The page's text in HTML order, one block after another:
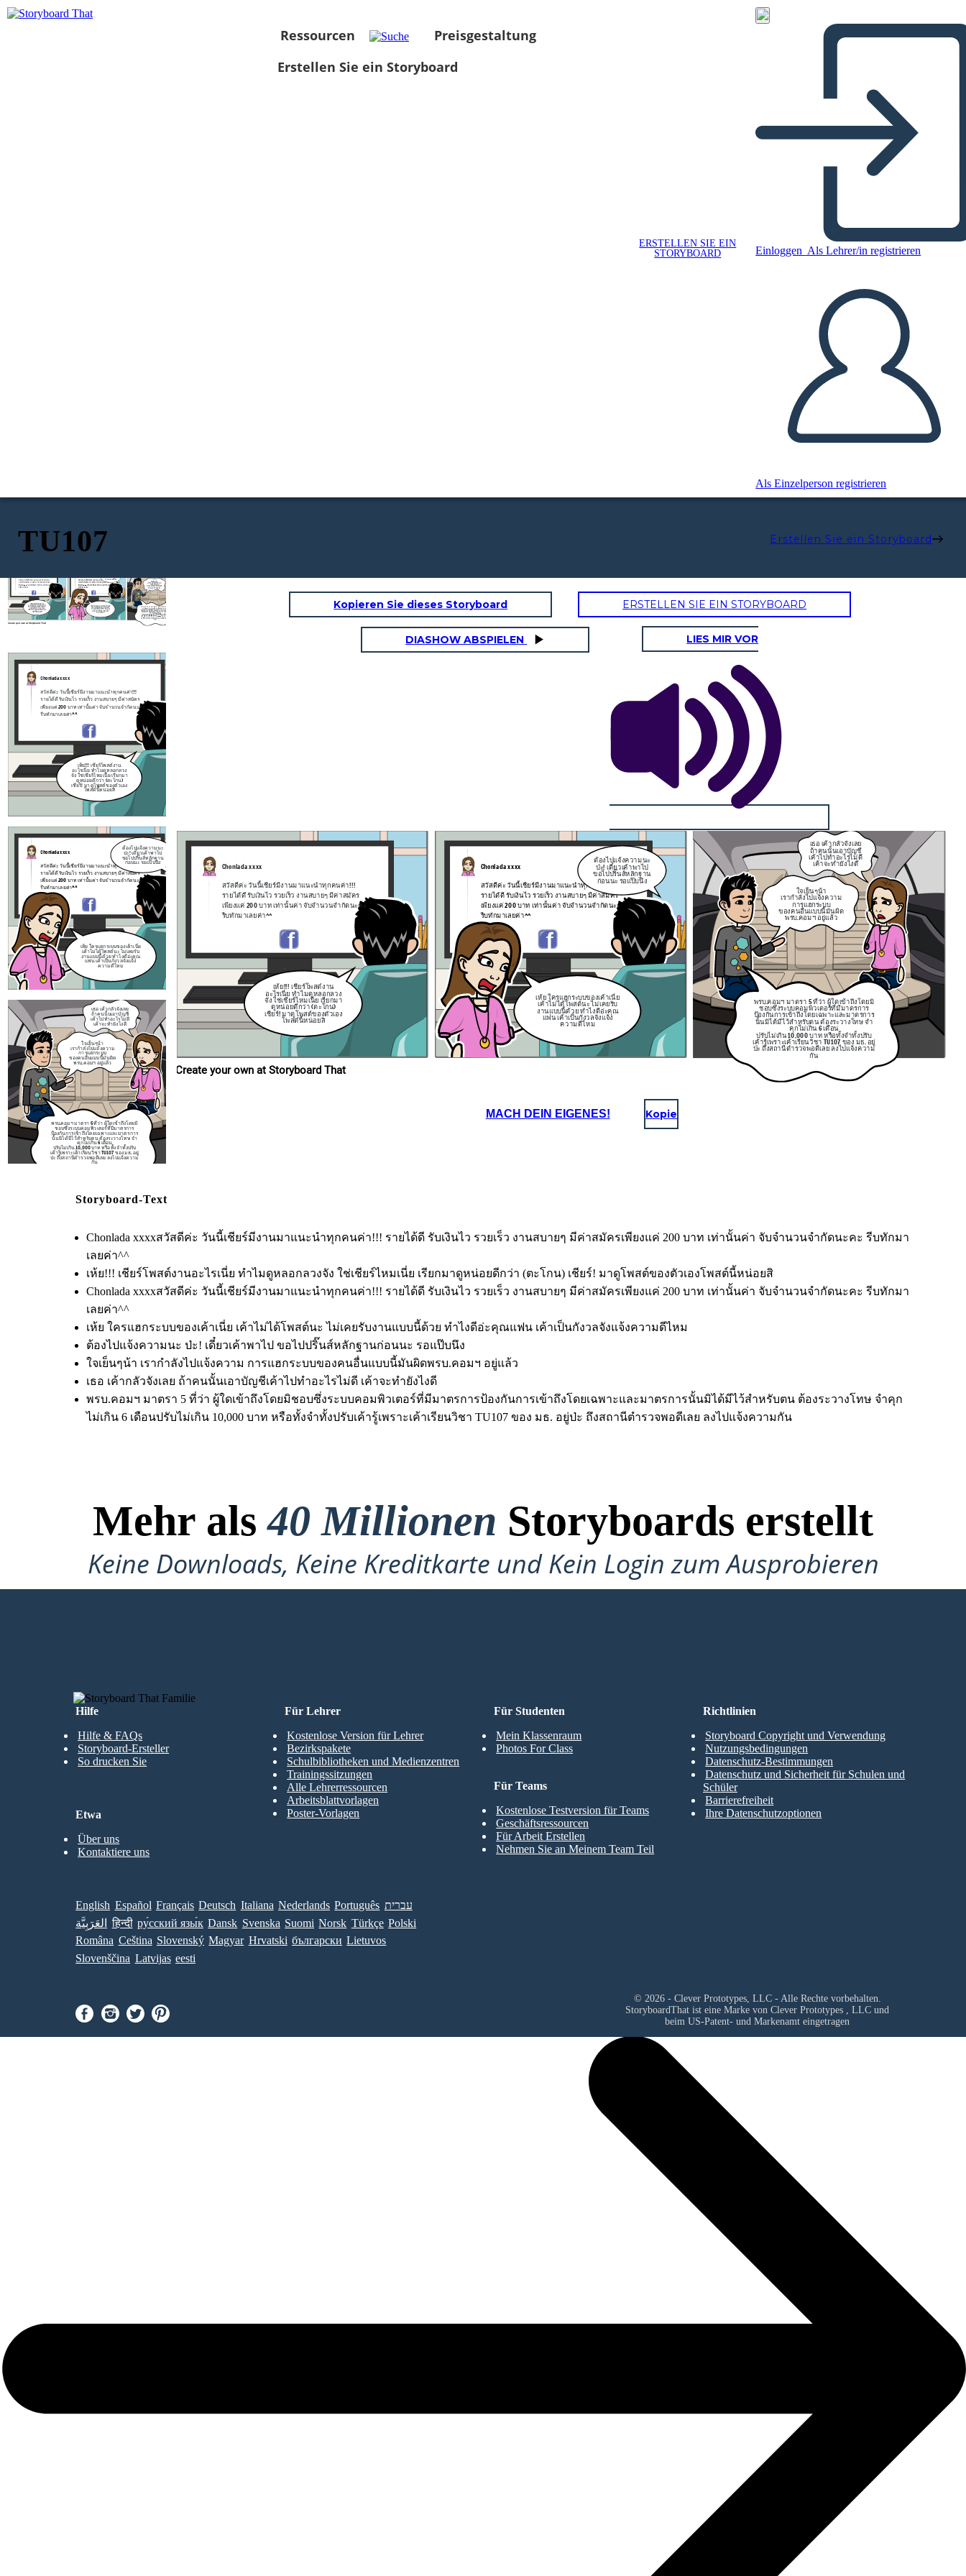
Ressourcen
Preisgestaltung
Erstellen Sie ein Storyboard
ERSTELLEN SIE EIN
STORYBOARD
Einloggen Als Lehrer/in registrieren
Als Einzelperson registrieren
TU107 Erstellen Sie ein Storyboard
Create your own at Storyboard That
สวัสดีค่ะ วันนี้เชียร์มีงานมาแนะนำทุกคนค่า!!!
รายได้ดี รับเงินไว รวยเร็ว งานสบายๆ มีค่าสมัคร
เพียงแค่ 200 บาท เท่านั้นค่า จับจำนวนจำกัดนะคะ
รีบทักมาเลยค่า^^
สวัสดีค่ะ วันนี้เชียร์มีงานมาแนะนำทุกคนค่า!!!
รายได้ดี รับเงินไว รวยเร็ว งานสบายๆ มีค่าสมัคร
เพียงแค่ 200 บาท เท่านั้นค่า จับจำนวนจำกัดนะคะ
รีบทักมาเลยค่า^^
ใจเย็นๆน้า
เรากำลังไปแจ้งความ
การแฮก ระบบ
ของคนอื่นแบบนี้มันผิด
พรบ.คอมฯ อยู่แล้ว
เห้ย ใครแฮกระบบของเค้าเนี่ย
เค้าไม่ได้โพสต์นะ ไม่เคยรับ
งานแบบนี้ด้วย ทำไงดีอ่ะคุณ
แฟน เค้าเป็นกังวลจัง แจ้ง
ความดีไหม
ก่อนนะ รอแป๊บนึง
เห้ย!!! เชียร์โพสต์งาน
อะไรเนี่ย ทำไมดูหลอกลวง
จัง ใช่เชียร์ไหมเนี่ย เรียกมา
ดูหน่อยดีกว่า (ตะโกน)
เชียร์! มาดูโพสต์ของตัวเอง
โพสต์นี้หน่อยสิ
พรบ.คอมฯ มาตรา 5 ที่ว่า ผู้ใดเข้าถึงโดยมิ
ชอบซึ่งระบบคอมพิวเตอร์ที่มีมาตรการ
ป้องกันการเข้าถึงโดยเฉพาะและมาตรการ
นั้นมิได้มีไว้สำหรับตน ต้องระวางโทษ จำ
คุกไม่เกิน 6 เดือน
ปรับไม่เกิน 10,000 บาท หรือทั้งจำทั้งปรับ
เค้ารู้เพราะเค้าเรียนวิชา TU107 ของ มธ. อยู่
ป่ะ ถึงสถานีตำรวจพอดีเลย ลงไปแจ้งความ
กัน
Create your own at Storyboard That
Chonlada xxxx
สวัสดีค่ะ วันนี้เชียร์มีงานมาแนะนำทุกคนค่า!!!
รายได้ดี รับเงินไว รวยเร็ว งานสบายๆ มีค่าสมัคร
เพียงแค่ 200 บาท เท่านั้นค่า จับจำนวนจำกัดนะคะ
รีบทักมาเลยค่า^^
เห้ย!!! เชียร์โพสต์งาน
อะไรเนี่ย ทำไมดูหลอกลวง
จัง ใช่เชียร์ไหมเนี่ย เรียกมา
ดูหน่อยดีกว่า (ตะโกน)
เชียร์! มาดูโพสต์ของตัวเอง
โพสต์นี้หน่อยสิ
Chonlada xxxx
สวัสดีค่ะ วันนี้เชียร์มีงานมาแนะนำทุกคนค่า!!!
รายได้ดี รับเงินไว รวยเร็ว งานสบายๆ มีค่าสมัคร
เพียงแค่ 200 บาท เท่านั้นค่า จับจำนวนจำกัดนะคะ
รีบทักมาเลยค่า^^
ของคนอื่นแบบนี้มันผิด
พรบ.คอมฯ อยู่แล้ว
ถ้าคนนั้นเอาบัญชี
เค้าไปทำอะไรไม่ดี
เห้ย ใครแฮกระบบของเค้าเนี่ย
เค้าไม่ได้โพสต์นะ ไม่เคยรับ
งานแบบนี้ด้วย ทำไงดีอ่ะคุณ
แฟน เค้าเป็นกังวลจังแจ้ง
ความดีไหม
ต้องไปแจ้งความนะ
ป่ะ! เดี๋ยวเค้าพาไป
ขอไปปริ๊นส์หลักฐาน
ก่อนนะ รอแป๊บนึง
พรบ.คอมฯ มาตรา 5 ที่ว่า ผู้ใดเข้าถึงโดยมิ
ชอบซึ่งระบบคอมพิวเตอร์ที่มีมาตรการ
ป้องกันการเข้าถึงโดยเฉพาะและมาตรการ
คุกไม่เกิน 6 เดือน
ปรับไม่เกิน 10,000 บาท หรือทั้งจำทั้งปรับ
เค้ารู้เพราะเค้าเรียนวิชา TU107
ป่ะ ถึงสถานีตำรวจพอดีเลย ลงไปแจ้งความ
กัน
ใจเย็นๆน้า
เรากำลังไปแจ้งความ
การแฮกระบบ
ของคนอื่นแบบนี้มันผิด
พรบ.คอมฯ อยู่แล้ว
เธอ เค้ากลัวจังเลย
ถ้าคนนั้นเอาบัญชี
เค้าไปทำอะไรไม่ดี
เค้าจะทำยังไงดี
พรบ.คอมฯ มาตรา 5 ที่ว่า ผู้ใดเข้าถึงโดยมิ
ชอบซึ่งระบบคอมพิวเตอร์ที่มีมาตรการ
ป้องกันการเข้าถึงโดยเฉพาะและมาตรการ
นั้นมิได้มีไว้สำหรับตน ต้องระวางโทษ จำ
คุกไม่เกิน 6 เดือน
ปรับไม่เกิน 10,000 บาท หรือทั้งจำทั้งปรับ
เค้ารู้เพราะเค้าเรียนวิชา TU107 ของ มธ. อยู่
ป่ะ ถึงสถานีตำรวจพอดีเลย ลงไปแจ้งความ
กัน
Kopieren Sie dieses Storyboard ERSTELLEN SIE EIN STORYBOARD
DIASHOW ABSPIELEN LIES MIR VOR
Create your own at Storyboard That
Chonlada xxxx
สวัสดีค่ะ วันนี้เชียร์มีงานมาแนะนำทุกคนค่า!!!
รายได้ดี รับเงินไว รวยเร็ว งานสบายๆ มีค่าสมัคร
เพียงแค่ 200 บาท เท่านั้นค่า จับจำนวนจำกัดนะคะ
รีบทักมาเลยค่า^^
Chonlada xxxx
สวัสดีค่ะ วันนี้เชียร์มีงานมาแนะนำทุกคนค่า!!!
รายได้ดี รับเงินไว รวยเร็ว งานสบายๆ มีค่าสมัคร
เพียงแค่ 200 บาท เท่านั้นค่า จับจำนวนจำกัดนะคะ
รีบทักมาเลยค่า^^
ใจเย็นๆน้า
เรากำลังไปแจ้งความ
การแฮกระบบ
ของคนอื่นแบบนี้มันผิด
พรบ.คอมฯ อยู่แล้ว
เธอ เค้ากลัวจังเลย
ถ้าคนนั้นเอาบัญชี
เค้าไปทำอะไรไม่ดี
เค้าจะทำยังไงดี
เห้ย ใครแฮกระบบของเค้าเนี่ย
เค้าไม่ได้โพสต์นะ ไม่เคยรับ
งานแบบนี้ด้วย ทำไงดีอ่ะคุณ
แฟน เค้าเป็นกังวลจังแจ้ง
ความดีไหม
ต้องไปแจ้งความนะ
ป่ะ! เดี๋ยวเค้าพาไป
ขอไปปริ๊นส์หลักฐาน
ก่อนนะ รอแป๊บนึง
เห้ย!!! เชียร์โพสต์งาน
อะไรเนี่ย ทำไมดูหลอกลวง
จัง ใช่เชียร์ไหมเนี่ย เรียกมา
ดูหน่อยดีกว่า (ตะโกน)
เชียร์! มาดูโพสต์ของตัวเอง
โพสต์นี้หน่อยสิ
พรบ.คอมฯ มาตรา 5 ที่ว่า ผู้ใดเข้าถึงโดยมิ
ชอบซึ่งระบบคอมพิวเตอร์ที่มีมาตรการ
ป้องกันการเข้าถึงโดยเฉพาะและมาตรการ
นั้นมิได้มีไว้สำหรับตน ต้องระวางโทษ จำ
คุกไม่เกิน 6 เดือน
ปรับไม่เกิน 10,000 บาท หรือทั้งจำทั้งปรับ
เค้ารู้เพราะเค้าเรียนวิชา TU107 ของ มธ. อยู่
ป่ะ ถึงสถานีตำรวจพอดีเลย ลงไปแจ้งความ
กัน
MACH DEIN EIGENES! Kopie
Storyboard-Text
Chonlada xxxxสวัสดีค่ะ วันนี้เชียร์มีงานมาแนะนำทุกคนค่า!!! รายได้ดี รับเงินไว รวยเร็ว งานสบายๆ มีค่าสมัครเพียงแค่ 200 บาท เท่านั้นค่า จับจำนวนจำกัดนะคะ รีบทักมา
เลยค่า^^
เห้ย!!! เชียร์โพสต์งานอะไรเนี่ย ทำไมดูหลอกลวงจัง ใช่เชียร์ไหมเนี่ย เรียกมาดูหน่อยดีกว่า (ตะโกน) เชียร์! มาดูโพสต์ของตัวเองโพสต์นี้หน่อยสิ
Chonlada xxxxสวัสดีค่ะ วันนี้เชียร์มีงานมาแนะนำทุกคนค่า!!! รายได้ดี รับเงินไว รวยเร็ว งานสบายๆ มีค่าสมัครเพียงแค่ 200 บาท เท่านั้นค่า จับจำนวนจำกัดนะคะ รีบทักมา
เลยค่า^^
เห้ย ใครแฮกระบบของเค้าเนี่ย เค้าไม่ได้โพสต์นะ ไม่เคยรับงานแบบนี้ด้วย ทำไงดีอ่ะคุณแฟน เค้าเป็นกังวลจังแจ้งความดีไหม
ต้องไปแจ้งความนะ ป่ะ! เดี๋ยวเค้าพาไป ขอไปปริ๊นส์หลักฐานก่อนนะ รอแป๊บนึง
ใจเย็นๆน้า เรากำลังไปแจ้งความ การแฮกระบบของคนอื่นแบบนี้มันผิดพรบ.คอมฯ อยู่แล้ว
เธอ เค้ากลัวจังเลย ถ้าคนนั้นเอาบัญชีเค้าไปทำอะไรไม่ดี เค้าจะทำยังไงดี
พรบ.คอมฯ มาตรา 5 ที่ว่า ผู้ใดเข้าถึงโดยมิชอบซึ่งระบบคอมพิวเตอร์ที่มีมาตรการป้องกันการเข้าถึงโดยเฉพาะและมาตรการนั้นมิได้มีไว้สำหรับตน ต้องระวางโทษ จำคุก
ไม่เกิน 6 เดือนปรับไม่เกิน 10,000 บาท หรือทั้งจำทั้งปรับเค้ารู้เพราะเค้าเรียนวิชา TU107 ของ มธ. อยู่ป่ะ ถึงสถานีตำรวจพอดีเลย ลงไปแจ้งความกัน
Mehr als40 Millionen Storyboards erstellt
Keine Downloads, Keine Kreditkarte und Kein Login zum Ausprobieren
Erforderlich!
Hilfe
Hilfe & FAQs
Storyboard-Ersteller
So drucken Sie
Für Studenten
Mein Klassenraum
Photos For Class
Für Lehrer
Kostenlose Version für Lehrer
Bezirkspakete
Schulbibliotheken und Medienzentren
Trainingssitzungen
Alle Lehrerressourcen
Arbeitsblattvorlagen
Poster-Vorlagen
Für Teams
Kostenlose Testversion für Teams
Geschäftsressourcen
Für Arbeit Erstellen
Nehmen Sie an Meinem Team Teil
Etwa
Über uns
Kontaktiere uns
Richtlinien
Storyboard Copyright und Verwendung
Nutzungsbedingungen
Datenschutz-Bestimmungen
Datenschutz und Sicherheit für Schulen und
Schüler
Barrierefreiheit
Ihre Datenschutzoptionen
English Español Français Deutsch Italiana Nederlands Português עברית
العَرَبِيَّة
हिन्दी ру́сский язы́к Dansk Svenska Suomi Norsk Türkçe Polski
Româna Ceština Slovenský Magyar Hrvatski български Lietuvos
Slovenščina Latvijas eesti
© 2026 - Clever Prototypes, LLC - Alle Rechte vorbehalten.
StoryboardThat ist eine Marke von Clever Prototypes , LLC und
beim US-Patent- und Markenamt eingetragen